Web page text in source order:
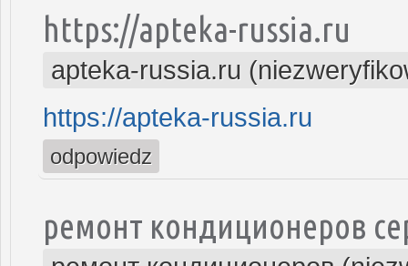
https://apteka-russia.ru
apteka-russia.ru
https://apteka-russia.ru
odpowiedz
ремонт кондиционеров